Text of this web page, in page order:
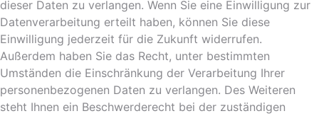
dieser Daten zu verlangen. Wenn Sie eine Einwilligung zur
Datenverarbeitung erteilt haben, können Sie diese
Einwilligung jederzeit für die Zukunft widerrufen.
Außerdem haben Sie das Recht, unter bestimmten
Umständen die Einschränkung der Verarbeitung Ihrer
personenbezogenen Daten zu verlangen. Des Weiteren
steht Ihnen ein Beschwerderecht bei der zuständigen